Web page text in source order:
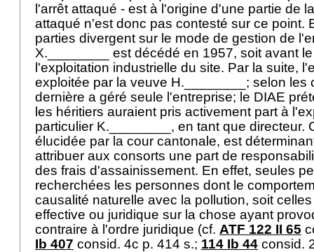
l'arrêt attaqué - est à l'origine d'une partie de
attaqué n'est donc pas contesté sur ce point.
parties divergent sur le mode de gestion de
X.________ est décédé en 1957, soit avant
l'exploitation industrielle du site. Par la suite,
exploitée par la veuve H.________; selon les
dernière a géré seule l'entreprise; le DIAE
les héritiers auraient pris activement part à
particulier K.________, en tant que directeur.
élucidée par la cour cantonale, est
attribuer aux consorts une part de
des frais d'assainissement. En effet, seules
recherchées les personnes dont le
causalité naturelle avec la pollution, soit
effective ou juridique sur la chose ayant
contraire à l'ordre juridique (cf. ATF 122 II 65
Ib 407 consid. 4c p. 414 s.; 114 Ib 44 consid.